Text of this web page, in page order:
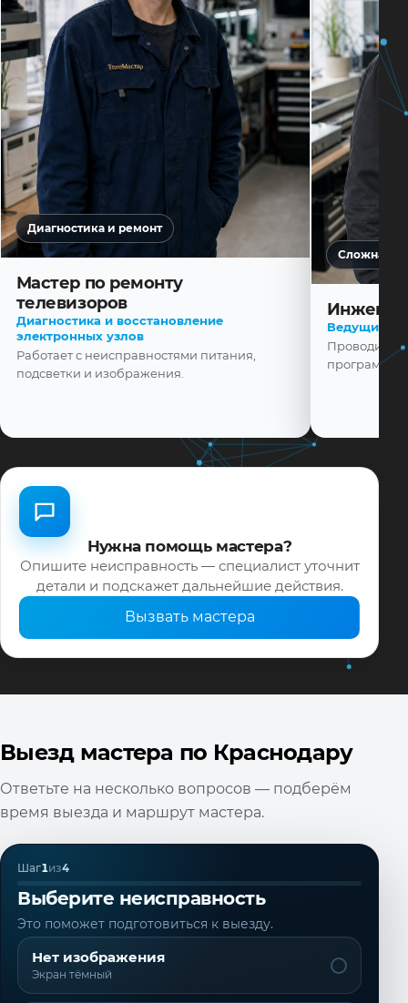
Диагностика и ремонт
Мастер по ремонту
телевизоров
Диагностика и восстановление
электронных узлов
Работает с неисправностями питания,
подсветки и изображения.
Сложная
Ведущий
Проводит
Нужна помощь мастера?
Опишите неисправность — специалист уточнит
детали и подскажет дальнейшие действия.
Вызвать мастера
Выезд мастера по Краснодару
Ответьте на несколько вопросов — подберём
время выезда и маршрут мастера.
Шаг1из4
Выберите неисправность
Это поможет подготовиться к выезду.
Нет изображения
Экран тёмный